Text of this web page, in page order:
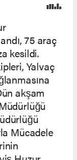
75 araç
kesildi.
Yalvaç
akşam
Mücadele